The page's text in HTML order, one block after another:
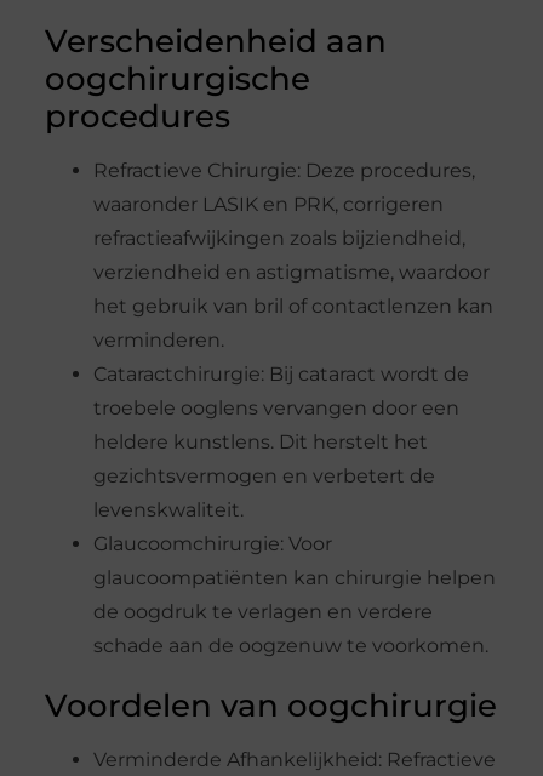
Verscheidenheid aan
oogchirurgische
procedures
Refractieve Chirurgie: Deze procedures,
waaronder LASIK en PRK, corrigeren
refractieafwijkingen zoals bijziendheid,
verziendheid en astigmatisme, waardoor
het gebruik van bril of contactlenzen kan
verminderen.
Cataractchirurgie: Bij cataract wordt de
troebele ooglens vervangen door een
heldere kunstlens. Dit herstelt het
gezichtsvermogen en verbetert de
levenskwaliteit.
Glaucoomchirurgie: Voor
glaucoompatiënten kan chirurgie helpen
de oogdruk te verlagen en verdere
schade aan de oogzenuw te voorkomen.
Voordelen van oogchirurgie
Verminderde Afhankelijkheid: Refractieve